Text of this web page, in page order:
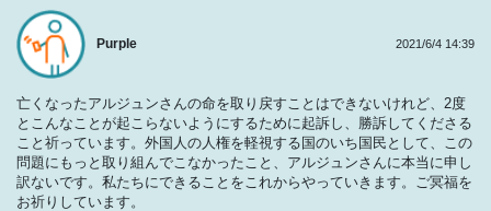
Purple
亡くなったアルジュンさんの命を取り戻すことはできないけれど、2度
とこんなことが起こらないようにするために起訴し、勝訴してくださる
こと祈っています。外国人の人権を軽視する国のいち国民として、この
問題にもっと取り組んでこなかったこと、アルジュンさんに本当に申し
訳ないです。私たちにできることをこれからやっていきます。ご冥福を
お祈りしています。
2021/6/4 14:39